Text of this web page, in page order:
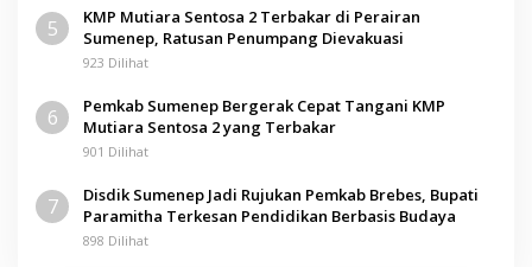
5
KMP Mutiara Sentosa 2 Terbakar di Perairan
Sumenep, Ratusan Penumpang Dievakuasi
923 Dilihat
6
Pemkab Sumenep Bergerak Cepat Tangani KMP
Mutiara Sentosa 2 yang Terbakar
901 Dilihat
7
Disdik Sumenep Jadi Rujukan Pemkab Brebes, Bupati
Paramitha Terkesan Pendidikan Berbasis Budaya
898 Dilihat